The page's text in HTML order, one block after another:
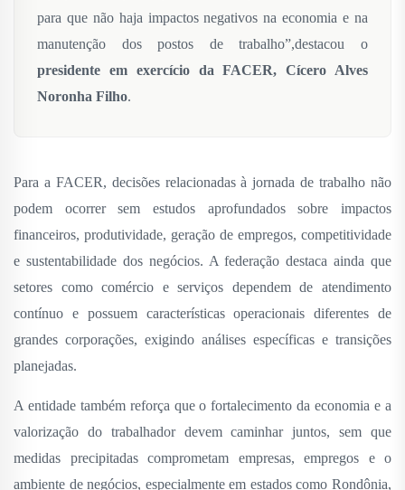
para que não haja impactos negativos na economia e na
manutenção dos postos de trabalho”,destacou o
presidente em exercício da FACER, Cícero Alves
Noronha Filho.
Para a FACER, decisões relacionadas à jornada de trabalho não
podem ocorrer sem estudos aprofundados sobre impactos
financeiros, produtividade, geração de empregos, competitividade
e sustentabilidade dos negócios. A federação destaca ainda que
setores como comércio e serviços dependem de atendimento
contínuo e possuem características operacionais diferentes de
grandes corporações, exigindo análises específicas e transições
planejadas.
A entidade também reforça que o fortalecimento da economia e a
valorização do trabalhador devem caminhar juntos, sem que
medidas precipitadas comprometam empresas, empregos e o
ambiente de negócios, especialmente em estados como Rondônia,